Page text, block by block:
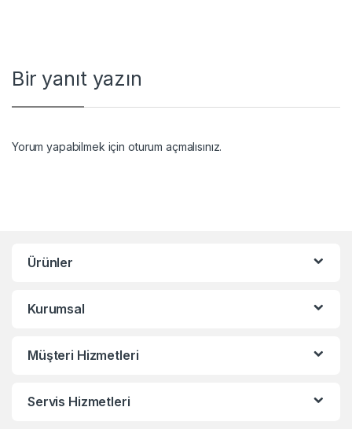
Bir yanıt yazın
Yorum yapabilmek için oturum açmalısınız.
Ürünler
Kurumsal
Müşteri Hizmetleri
Servis Hizmetleri